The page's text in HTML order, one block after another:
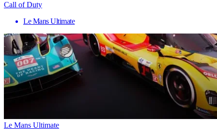
Call of Duty
Le Mans Ultimate
Le Mans Ultimate